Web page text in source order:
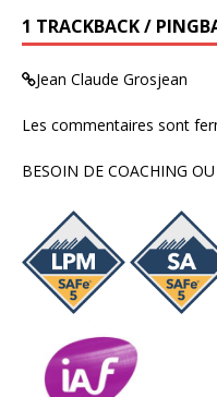
1 TRACKBACK /
Jean Claude Grosjean
Les commentaires sont
BESOIN DE COACHING